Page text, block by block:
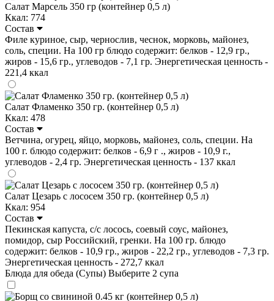
Салат Марсель 350 гр (контейнер 0,5 л)
Ккал: 774
Состав
Филе куриное, сыр, чернослив, чеснок, морковь, майонез,
соль, специи. На 100 гр блюдо содержит: белков - 12,9 гр.,
жиров - 15,6 гр., углеводов - 7,1 гр. Энергетическая ценность -
221,4 ккал
Салат Фламенко 350 гр. (контейнер 0,5 л)
Ккал: 478
Состав
Ветчина, огурец, яйцо, морковь, майонез, соль, специи. На
100 г. блюдо содержит: белков - 6,9 г ., жиров - 10,9 г.,
углеводов - 2,4 гр. Энергетическая ценность - 137 ккал
Салат Цезарь с лососем 350 гр. (контейнер 0,5 л)
Ккал: 954
Состав
Пекинская капуста, с/с лосось, соевый соус, майонез,
помидор, сыр Российский, гренки. На 100 гр. блюдо
содержит: белков - 10,9 гр., жиров - 22,2 гр., углеводов - 7,3 гр.
Энергетическая ценность - 272,7 ккал
Блюда для обеда (Супы) Выберите 2 супа